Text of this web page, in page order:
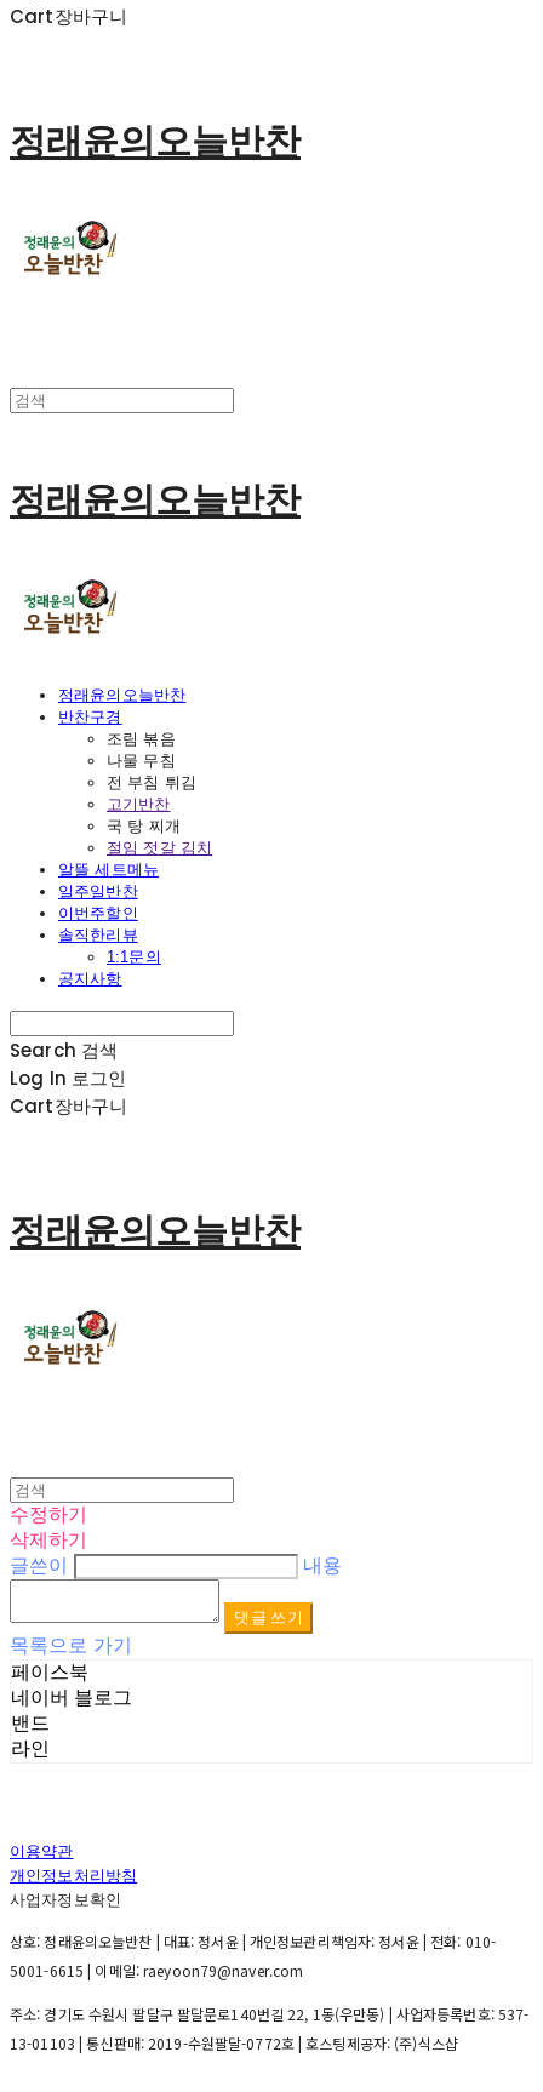
Cart장바구니
정래윤의오늘반찬
정래윤의오늘반찬
정래윤의오늘반찬
반찬구경
조림 볶음
나물 무침
전 부침 튀김
고기반찬
국 탕 찌개
절임 젓갈 김치
알뜰 세트메뉴
일주일반찬
이번주할인
솔직한리뷰
1:1문의
공지사항
Search 검색
Log In 로그인
Cart장바구니
정래윤의오늘반찬
수정하기
삭제하기
글쓴이
내용
댓글 쓰기
목록으로 가기
페이스북
네이버 블로그
밴드
라인
이용약관
개인정보처리방침
사업자정보확인
상호: 정래윤의오늘반찬 | 대표: 정서윤 | 개인정보관리책임자: 정서윤 | 전화: 010-
5001-6615 | 이메일: raeyoon79@naver.com
주소: 경기도 수원시 팔달구 팔달문로140번길 22, 1동(우만동) | 사업자등록번호:537-
13-01103 | 통신판매: 2019-수원팔달-0772호| 호스팅제공자: (주)식스샵